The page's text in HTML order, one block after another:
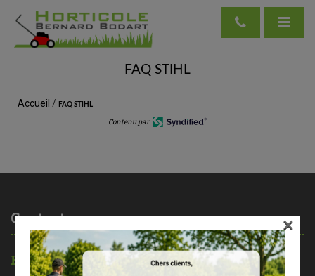
FAQ STIHL
Accueil / FAQ STIHL
Contenu par
Contactez-nous
HORTICOLE BERNARD BODART
×